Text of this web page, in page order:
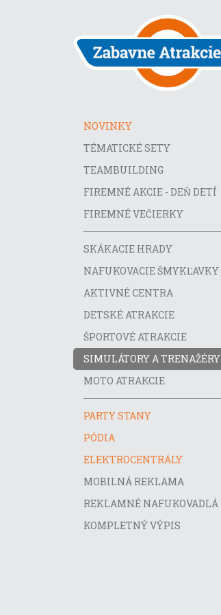
NOVINKY
TÉMATICKÉ SETY
TEAMBUILDING
FIREMNÉ AKCIE - DEŇ DETÍ
FIREMNÉ VEČIERKY
SKÁKACIE HRADY
NAFUKOVACIE ŠMYKĽAVKY
AKTIVNÉ CENTRA
DETSKÉ ATRAKCIE
ŠPORTOVÉ ATRAKCIE
SIMULÁTORY A TRENAŽÉRY
MOTO ATRAKCIE
PARTY STANY
PÓDIA
ELEKTROCENTRÁLY
MOBILNÁ REKLAMA
REKLAMNÉ NAFUKOVADLÁ
KOMPLETNÝ VÝPIS